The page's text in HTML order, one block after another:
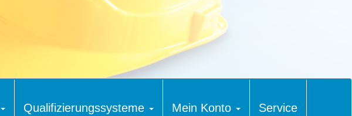
Qualifizierungssysteme Mein Konto Service